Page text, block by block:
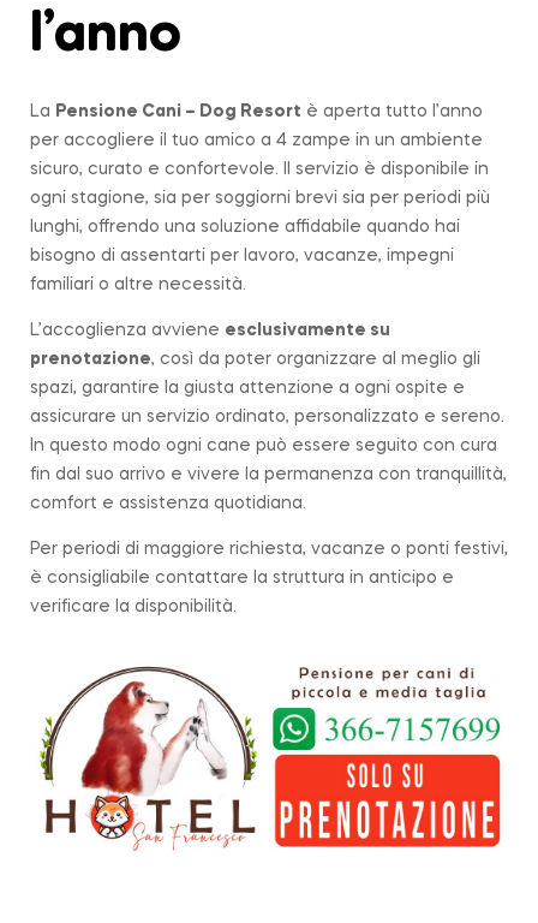
l’anno
La Pensione Cani – Dog Resort è aperta tutto l’anno
per accogliere il tuo amico a 4 zampe in un ambiente
sicuro, curato e confortevole. Il servizio è disponibile in
ogni stagione, sia per soggiorni brevi sia per periodi più
lunghi, offrendo una soluzione affidabile quando hai
bisogno di assentarti per lavoro, vacanze, impegni
familiari o altre necessità.
L’accoglienza avviene esclusivamente su
prenotazione, così da poter organizzare al meglio gli
spazi, garantire la giusta attenzione a ogni ospite e
assicurare un servizio ordinato, personalizzato e sereno.
In questo modo ogni cane può essere seguito con cura
fin dal suo arrivo e vivere la permanenza con tranquillità,
comfort e assistenza quotidiana.
Per periodi di maggiore richiesta, vacanze o ponti festivi,
è consigliabile contattare la struttura in anticipo e
verificare la disponibilità.